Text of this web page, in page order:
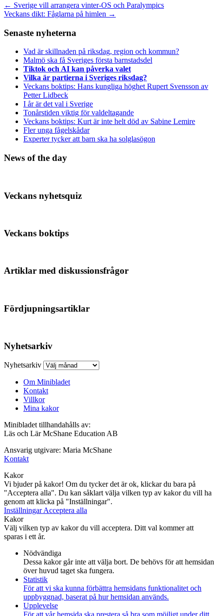
← Sverige vill arrangera vinter-OS och Paralympics
Veckans dikt: Fåglarna på himlen →
Senaste nyheterna
Vad är skillnaden på riksdag, region och kommun?
Malmö ska få Sveriges första barnstadsdel
Tiktok och AI kan påverka valet
Vilka är partierna i Sveriges riksdag?
Veckans boktips: Hans kungliga höghet Rupert Svensson av
Petter Lidbeck
I år är det val i Sverige
Tonårstiden viktig för valdeltagande
Veckans boktips: Kurt är inte helt död av Sabine Lemire
Fler unga fågelskådar
Experter tycker att barn ska ha solglasögon
News of the day
Veckans nyhetsquiz
Veckans boktips
Artiklar med diskussionsfrågor
Fördjupningsartiklar
Nyhetsarkiv
Nyhetsarkiv
Om Minibladet
Kontakt
Villkor
Mina kakor
Minibladet tillhandahålls av:
Läs och Lär McShane Education AB
Ansvarig utgivare: Maria McShane
Kontakt
Kakor
Vi bjuder på kakor! Om du tycker det är ok, klickar du bara på
"Acceptera alla". Du kan såklart välja vilken typ av kakor du vill ha
genom att klicka på "Inställningar".
InställningarAcceptera alla
Kakor
Välj vilken typ av kakor du vill acceptera. Ditt val kommer att
sparas i ett år.
Nödvändiga
Dessa kakor går inte att välja bort. De behövs för att hemsidan
över huvud taget ska fungera.
Statistik
För att vi ska kunna förbättra hemsidans funktionalitet och
uppbyggnad, baserat på hur hemsidan används.
Upplevelse
För att vår hemsida ska prestera så bra som möjligt under ditt